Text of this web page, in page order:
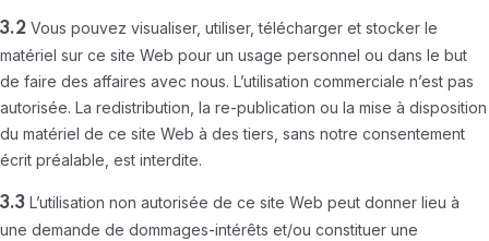
3.2 Vous pouvez visualiser, utiliser, télécharger et stocker le
matériel sur ce site Web pour un usage personnel ou dans le but
de faire des affaires avec nous. L’utilisation commerciale n’est pas
autorisée. La redistribution, la re-publication ou la mise à disposition
du matériel de ce site Web à des tiers, sans notre consentement
écrit préalable, est interdite.
3.3 L’utilisation non autorisée de ce site Web peut donner lieu à
une demande de dommages-intérêts et/ou constituer une